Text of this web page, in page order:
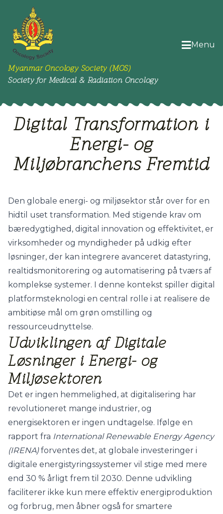
Menu
Myanmar Oncology Society (MOS)
Society for Medical & Radiation Oncology
Digital Transformation i
Energi- og
Miljøbranchens Fremtid
Den globale energi- og miljøsektor står over for en
hidtil uset transformation. Med stigende krav om
bæredygtighed, digital innovation og effektivitet, er
virksomheder og myndigheder på udkig efter
løsninger, der kan integrere avanceret datastyring,
realtidsmonitorering og automatisering på tværs af
komplekse systemer. I denne kontekst spiller digital
platformsteknologi en central rolle i at realisere de
ambitiøse mål om grøn omstilling og
ressourceudnyttelse.
Udviklingen af Digitale
Løsninger i Energi- og
Miljøsektoren
Det er ingen hemmelighed, at digitalisering har
revolutioneret mange industrier, og
energisektoren er ingen undtagelse. Ifølge en
rapport fra International Renewable Energy Agency
(IRENA)forventes det, at globale investeringer i
digitale energistyringssystemer vil stige med mere
end 30 % årligt frem til 2030. Denne udvikling
faciliterer ikke kun mere effektiv energiproduktion
og forbrug, men åbner også for smartere